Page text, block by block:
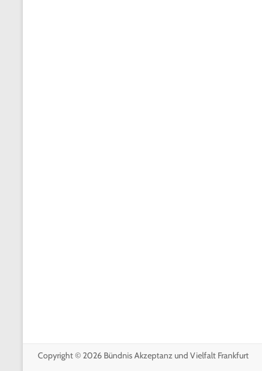
Copyright © 2026 Bündnis Akzeptanz und Vielfalt Frankfurt